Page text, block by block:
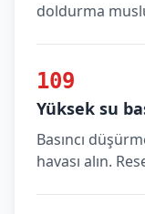
doldurma
109
Yüksek su
Basıncı
havası alın.